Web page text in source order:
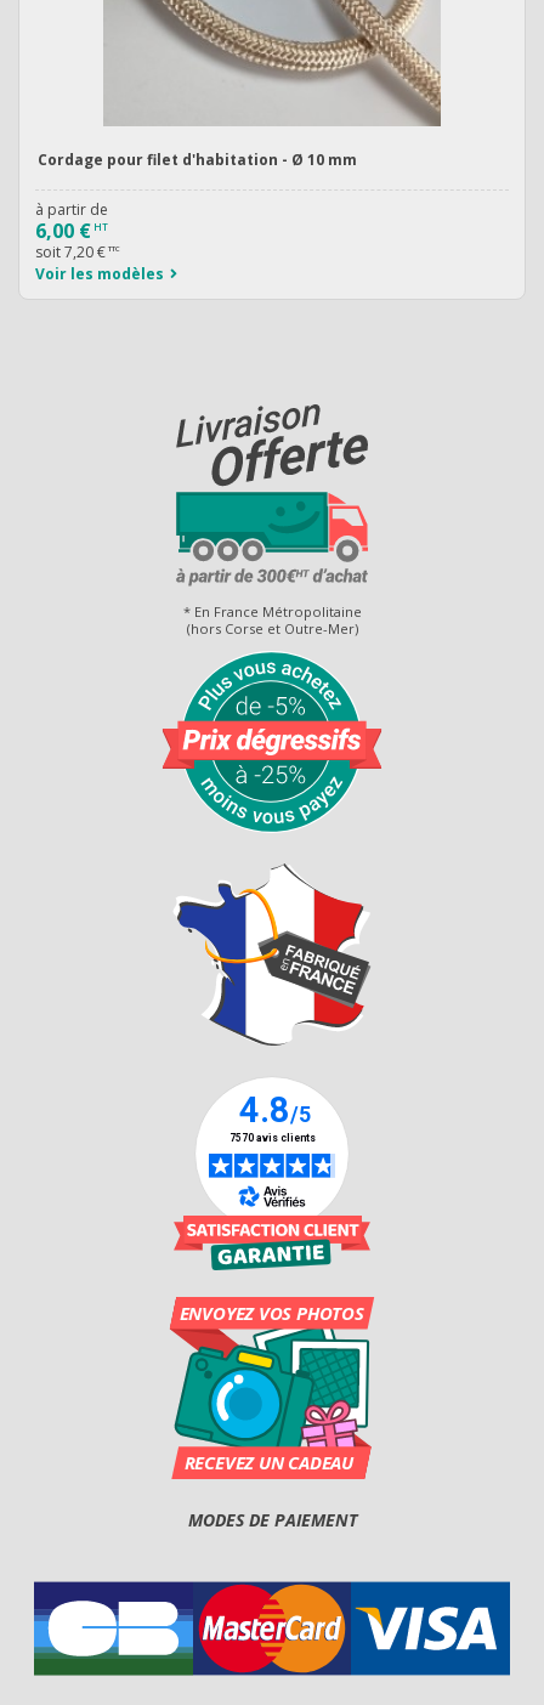
Cordage pour filet d'habitation - Ø 10 mm
à partir de
6,00 € HT
soit7,20 € TTC
Voir les modèles
* En France Métropolitaine
(hors Corse et Outre-Mer)
MODES DE PAIEMENT